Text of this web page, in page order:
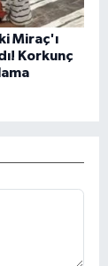
Miraç'ı
Korkunç